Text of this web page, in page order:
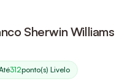
Sherwin Williams
312ponto(s) Livelo